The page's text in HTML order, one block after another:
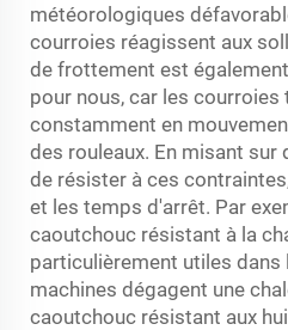
météorologiques
courroies réagissent aux
de frottement est
pour nous, car les
constamment en
des rouleaux. En misant sur
de résister à ces
et les temps d'arrêt. Par
caoutchouc résistant à la
particulièrement utiles dans
machines dégagent une
caoutchouc résistant aux